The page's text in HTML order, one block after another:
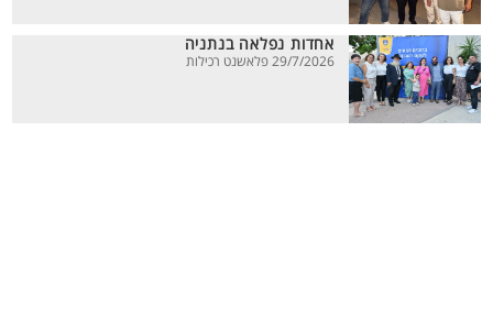
אחדות נפלאה בנתניה
29/7/2026 פלאשנט רכילות